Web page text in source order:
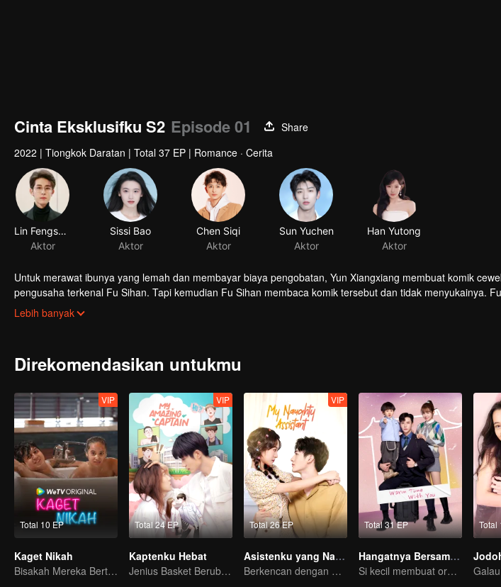
Cinta Eksklusifku S2 Episode 01
Share
2022 | Tiongkok Daratan | Total 37 EP | Romance · Cerita
Lin Fengsong
Aktor
Untuk merawat ibunya yang lemah dan membayar biaya pengobatan, Yun Xiangxiang membuat komik
pengusaha terkenal Fu Sihan. Tapi kemudian Fu Sihan membaca komik tersebut dan tidak menyukainya.
perusahaan komik. Untuk menghindari tanggung jawab, Yun Xiangxiang mendekati Fu Sihan demi meminta
tapi mengajukan syarat yang sulit dipercaya: berpura-pura menjadi tunangannya!
Lebih banyak
Direkomendasikan untukmu
Total 10 EP
VIP
Kaget Nikah
Bisakah Mereka Bertahan dari Ultimatum Pernikahan?
Total 24 EP
VIP
Kaptenku Hebat
Jenius Basket Berubah Gender Mencari Cinta Sejati
Total 26 EP
VIP
Asistenku yang Nakal
Berkencan dengan Sang Idola
Total 31 EP
Hangatnya Bersamamu
Si kecil membuat orang tua palsu jadi nyata
Total